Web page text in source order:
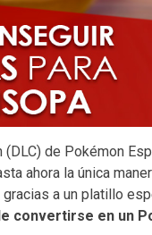
de Pokémon
ahora la única
a un platillo
convertirse en un